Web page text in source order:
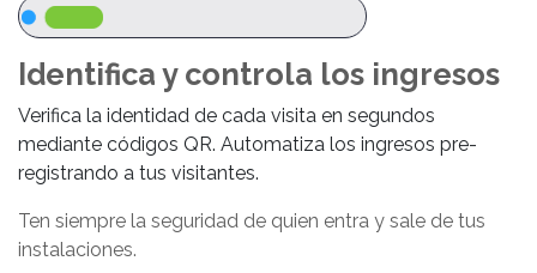
Identifica y controla los ingresos
Verifica la identidad de cada visita en segundos
mediante códigos QR. Automatiza los ingresos pre-
registrando a tus visitantes.
Ten siempre la seguridad de quien entra y sale de tus
instalaciones.